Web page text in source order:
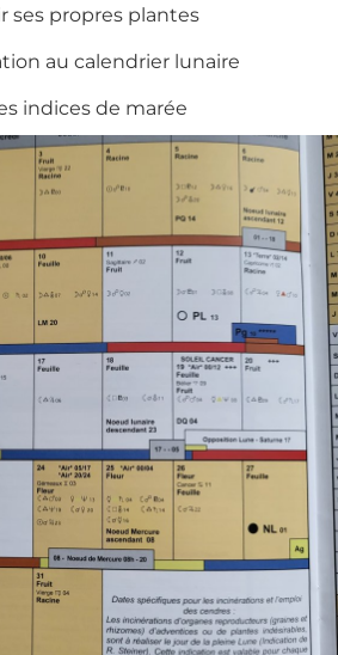
ses propres plantes
au calendrier lunaire
indices de marée